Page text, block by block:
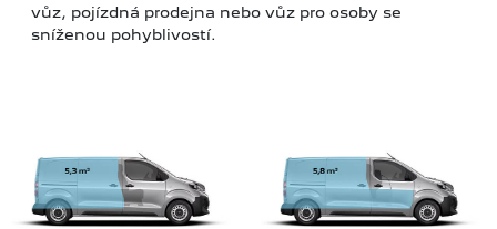
vůz, pojízdná prodejna nebo vůz pro osoby se
sníženou pohyblivostí.